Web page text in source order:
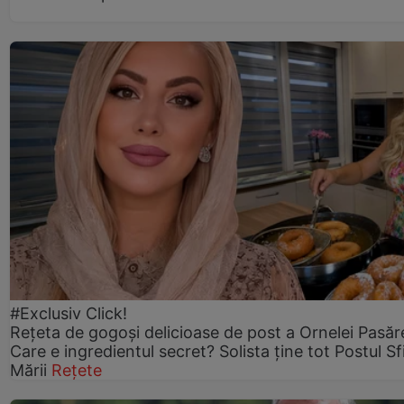
#Exclusiv Click!
Rețeta de gogoşi delicioase de post a Ornelei
Care e ingredientul secret? Solista ține tot Postul
Mării Rețete